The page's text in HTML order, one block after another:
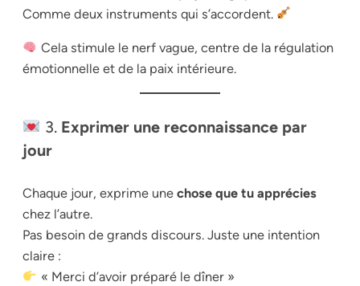
Comme deux instruments qui s’accordent.
Cela stimule le nerf vague, centre de la régulation
émotionnelle et de la paix intérieure.
3. Exprimer une reconnaissance par
jour
Chaque jour, exprime une chose que tu apprécies
chez l’autre.
Pas besoin de grands discours. Juste une intention
claire :
« Merci d’avoir préparé le dîner »